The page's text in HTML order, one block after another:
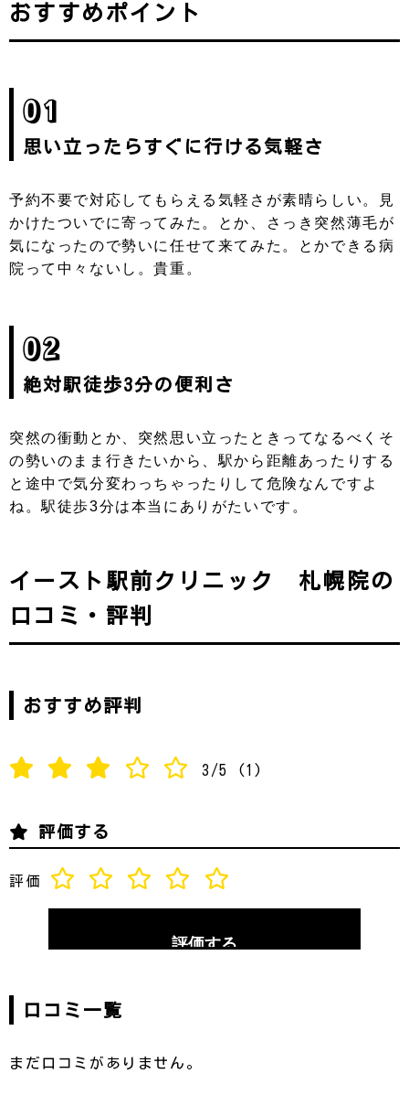
宮崎 鹿児島
おすすめポイント
01
思い立ったらすぐに行ける気軽さ
予約不要で対応してもらえる気軽さが素晴らしい。見
かけたついでに寄ってみた。とか、さっき突然薄毛が
気になったので勢いに任せて来てみた。とかできる病
院って中々ないし。貴重。
02
絶対駅徒歩3分の便利さ
突然の衝動とか、突然思い立ったときってなるべくそ
の勢いのまま行きたいから、駅から距離あったりする
と途中で気分変わっちゃったりして危険なんですよ
ね。駅徒歩3分は本当にありがたいです。
イースト駅前クリニック 札幌院の
口コミ・評判
おすすめ評判
3/5 (1)
評価する
評価
口コミ一覧
まだ口コミがありません。